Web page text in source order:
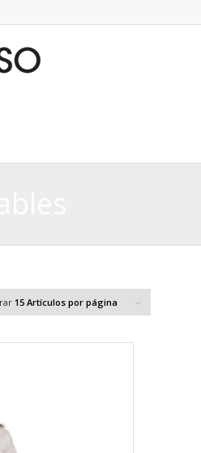
15 Artículos por página